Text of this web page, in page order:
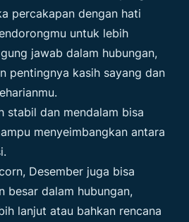
percakapan dengan hati
untuk lebih
jawab dalam hubungan,
pentingnya kasih sayang dan
stabil dan mendalam bisa
menyeimbangkan antara
Desember juga bisa
besar dalam hubungan,
lanjut atau bahkan rencana